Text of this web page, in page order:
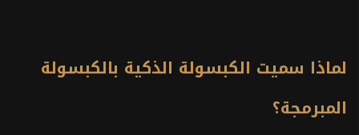
لماذا سميت الكبسولة الذكية بالكبسولة
المبرمجة؟